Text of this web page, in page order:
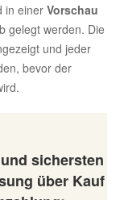
in einer Vorschau
gelegt werden. Die
und jeder
bevor der
sichersten
über Kauf